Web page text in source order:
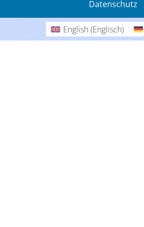
Deutsch
Datenschutz
English (Englisch)